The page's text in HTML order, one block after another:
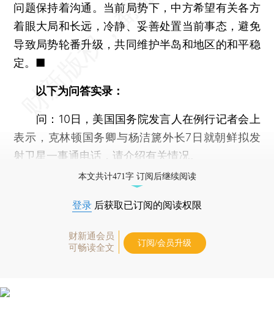
问题保持着沟通。当前局势下，中方希望有关各方
着眼大局和长远，冷静、妥善处置当前事态，避免
导致局势轮番升级，共同维护半岛和地区的和平稳
定。■
以下为问答实录：
问：10日，美国国务院发言人在例行记者会上
表示，克林顿国务卿与杨洁篪外长7日就朝鲜拟发
射卫星一事通电话，请介绍有关情况。
本文共计471字 订阅后继续阅读
登录 后获取已订阅的阅读权限
财新通会员
可畅读全文
订阅/会员升级